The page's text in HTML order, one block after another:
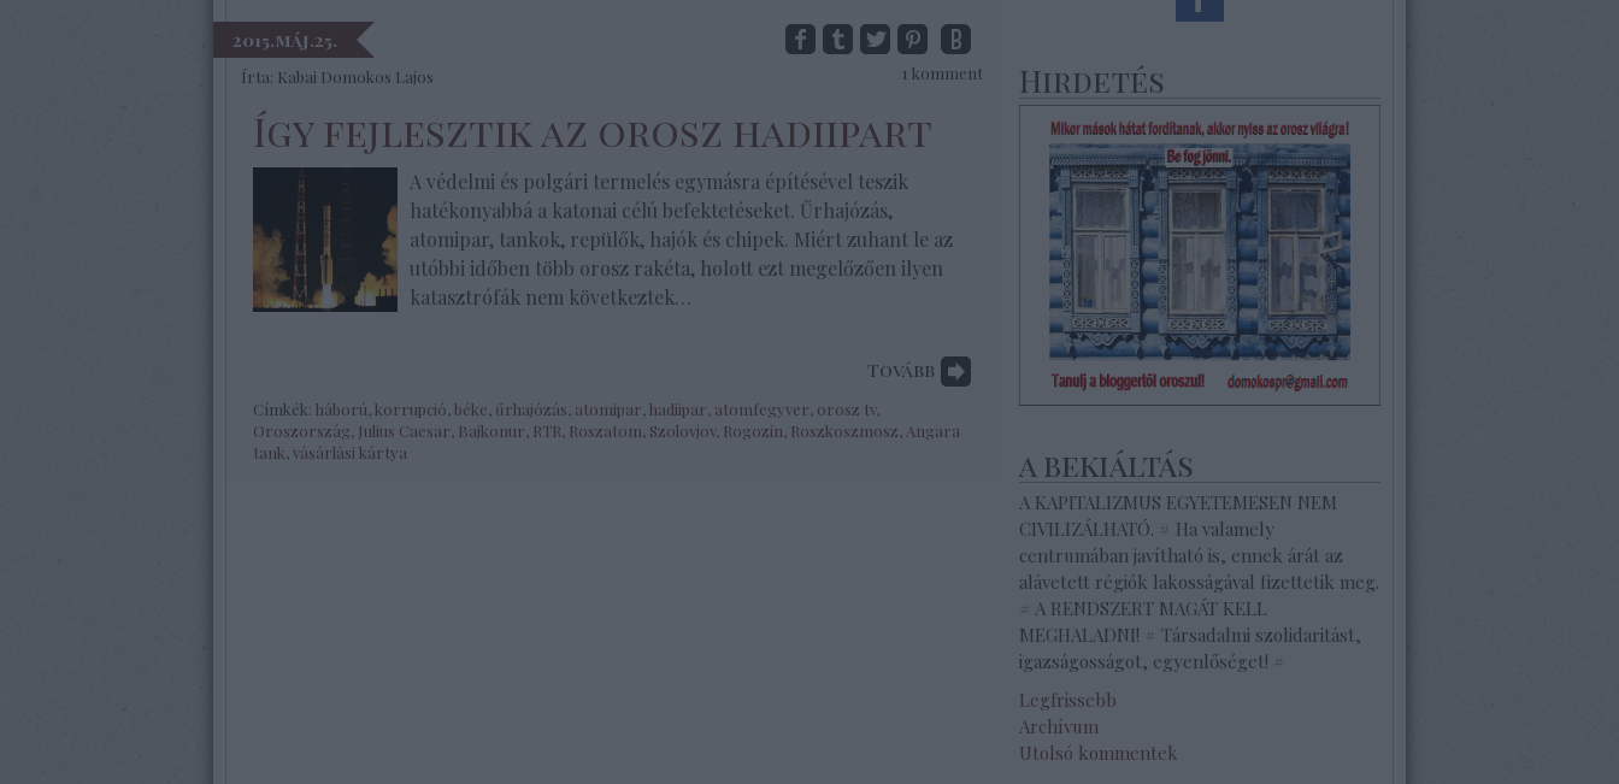
2015.máj.25.
Írta: Kabai Domokos Lajos 1 komment
Így fejlesztik az orosz hadiipart
A védelmi és polgári termelés egymásra építésével teszik
hatékonyabbá a katonai célú befektetéseket. Űrhajózás,
atomipar, tankok, repülők, hajók és chipek. Miért zuhant le az
utóbbi időben több orosz rakéta, holott ezt megelőzően ilyen
katasztrófák nem következtek…
Tovább
Címkék: háború korrupció béke űrhajózás atomipar hadiipar atomfegyver orosz tv,
Oroszország Julius Caesar Bajkonur RTR Roszatom Szolovjov, Rogozin Roszkoszmosz Angara
tank vásárlási kártya
Hirdetés
a bekiáltás
A KAPITALIZMUS EGYETEMESEN NEM
CIVILIZÁLHATÓ. # Ha valamely
centrumában javítható is, ennek árát az
alávetett régiók lakosságával fizettetik meg.
# A RENDSZERT MAGÁT KELL
MEGHALADNI! # Társadalmi szolidaritást,
igazságosságot, egyenlőséget! #
Legfrissebb
Archívum
Utolsó kommentek